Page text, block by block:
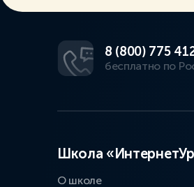
8 (800) 775
бесплатно по
Школа
О школе